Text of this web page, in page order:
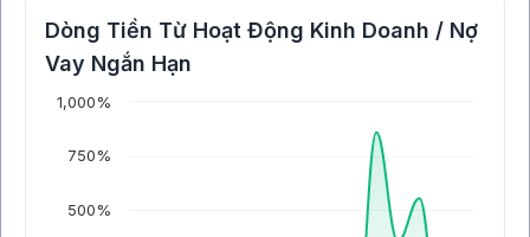
Dòng Tiền Từ Hoạt Động Kinh Doanh / Nợ
Vay Ngắn Hạn
500%
750%
1,000%